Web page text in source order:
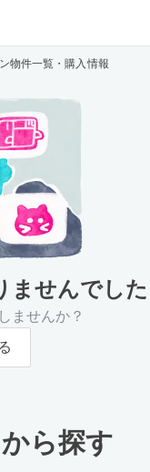
物件一覧・購入情報
ませんでした
ませんか？
ら探す